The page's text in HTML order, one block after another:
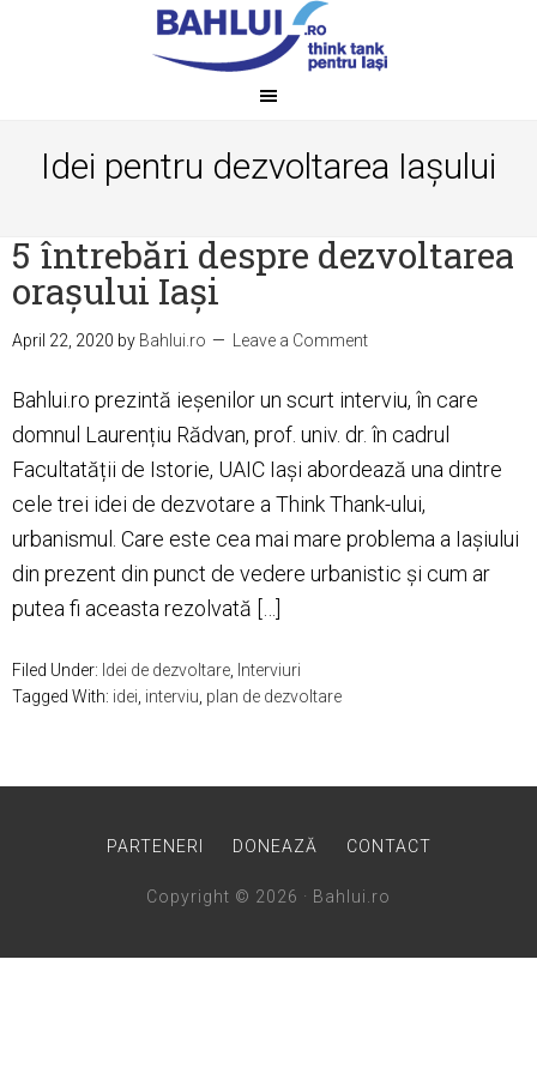
Idei pentru dezvoltarea Iașului
5 întrebări despre dezvoltarea
orașului Iași
April 22, 2020 by Bahlui.ro Leave a Comment
Bahlui.ro prezintă ieșenilor un scurt interviu, în care
domnul Laurențiu Rădvan, prof. univ. dr. în cadrul
Facultatății de Istorie, UAIC Iași abordează una dintre
cele trei idei de dezvotare a Think Thank-ului,
urbanismul. Care este cea mai mare problema a Iașiului
din prezent din punct de vedere urbanistic și cum ar
putea fi aceasta rezolvată […]
Filed Under: Idei de dezvoltare
Interviuri
Tagged With: idei interviu plan de dezvoltare
PARTENERI DONEAZĂ CONTACT
Copyright © 2026 · Bahlui.ro